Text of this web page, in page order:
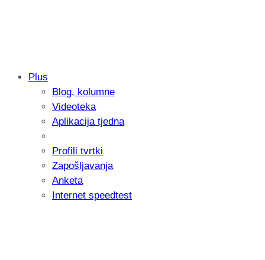
Samsung otkrio kako je nastajala
donijelo tanje i izdržljivije preklopne
Plus
Blog, kolumne
Videoteka
Aplikacija tjedna
Profili tvrtki
Zapošljavanja
Anketa
Internet speedtest